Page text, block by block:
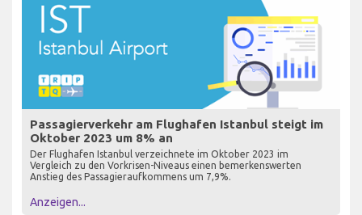
Passagierverkehr am Flughafen Istanbul steigt im
Oktober 2023 um 8% an
Der Flughafen Istanbul verzeichnete im Oktober 2023 im
Vergleich zu den Vorkrisen-Niveaus einen bemerkenswerten
Anstieg des Passagieraufkommens um 7,9%.
Anzeigen...